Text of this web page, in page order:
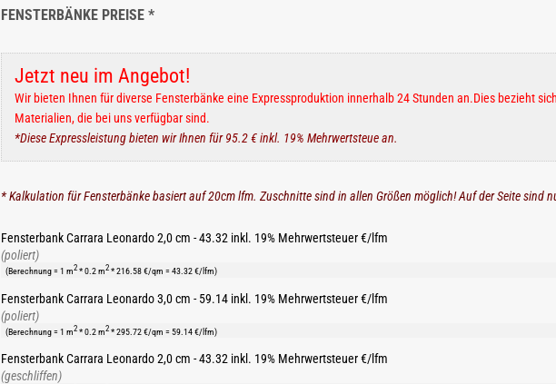
FENSTERBÄNKE PREISE *
Jetzt neu im Angebot!
Wir bieten Ihnen für diverse Fensterbänke eine Expressproduktion innerhalb 24 Stunden an.Dies bezieht
Materialien, die bei uns verfügbar sind.
*Diese Expressleistung bieten wir Ihnen für 95.2 € inkl. 19% Mehrwertsteue an.
* Kalkulation für Fensterbänke basiert auf 20cm lfm. Zuschnitte sind in allen Größen möglich! Auf der Seite sind
Fensterbank Carrara Leonardo 2,0 cm - 43.32 inkl. 19% Mehrwertsteuer €/lfm
(poliert)
(Berechnung = 1 m2 * 0.2 m2 * 216.58 €/qm = 43.32 €/lfm)
Fensterbank Carrara Leonardo 3,0 cm - 59.14 inkl. 19% Mehrwertsteuer €/lfm
(poliert)
(Berechnung = 1 m2 * 0.2 m2 * 295.72 €/qm = 59.14 €/lfm)
Fensterbank Carrara Leonardo 2,0 cm - 43.32 inkl. 19% Mehrwertsteuer €/lfm
(geschliffen)